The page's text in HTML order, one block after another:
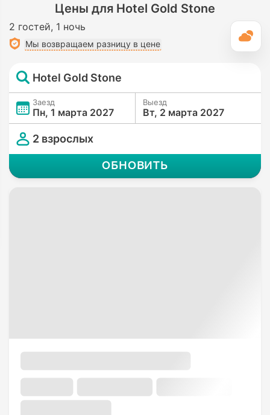
Цены для Hotel Gold Stone
2 гостей 1 ночь
Мы возвращаем разницу в цене
Hotel Gold Stone
Заезд
Пн, 1 марта 2027
Выезд
Вт, 2 марта 2027
2 взрослых
ОБНОВИТЬ